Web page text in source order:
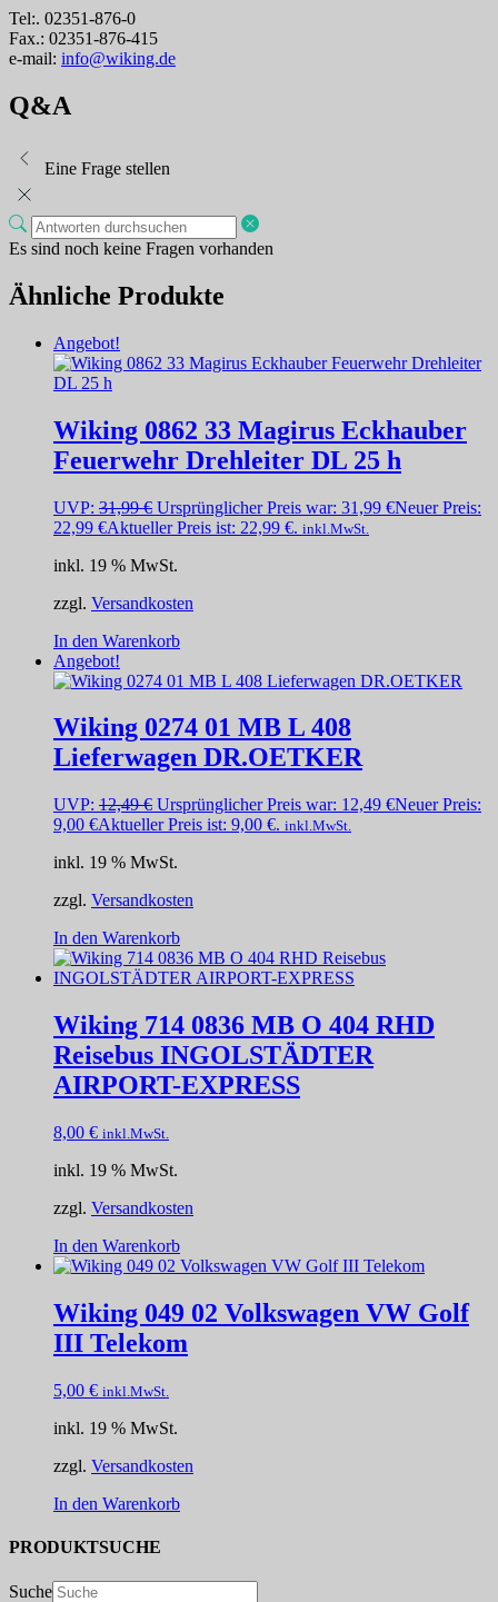
Tel:. 02351-876-0
Fax.: 02351-876-415
e-mail: info@wiking.de
Q&A
Eine Frage stellen
Es sind noch keine Fragen vorhanden
Ähnliche Produkte
Angebot!
Wiking 0862 33 Magirus Eckhauber
Feuerwehr Drehleiter DL 25 h
UVP: 31,99€ Ursprünglicher Preis war: 31,99 €Neuer Preis:
22,99 €Aktueller Preis ist: 22,99 €. inkl.MwSt.
inkl. 19 % MwSt.
zzgl. Versandkosten
In den Warenkorb
Angebot!
Wiking 0274 01 MB L 408
Lieferwagen DR.OETKER
UVP: 12,49€ Ursprünglicher Preis war: 12,49 €Neuer Preis:
9,00 €Aktueller Preis ist: 9,00 €. inkl.MwSt.
inkl. 19 % MwSt.
zzgl. Versandkosten
In den Warenkorb
Wiking 714 0836 MB O 404 RHD
Reisebus INGOLSTÄDTER
AIRPORT-EXPRESS
8,00 € inkl.MwSt.
inkl. 19 % MwSt.
zzgl. Versandkosten
In den Warenkorb
Wiking 049 02 Volkswagen VW Golf
III Telekom
5,00 € inkl.MwSt.
inkl. 19 % MwSt.
zzgl. Versandkosten
In den Warenkorb
PRODUKTSUCHE
Suche